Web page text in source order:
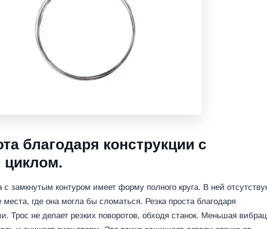
благодаря конструкции с
циклом.
замкнутым контуром имеет форму полного круга. В ней
где она могла бы сломаться. Резка проста благодаря
Трос не делает резких поворотов, обходя станок. Меньшая